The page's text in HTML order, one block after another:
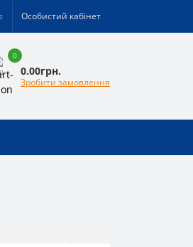
Особистий кабінет
0
0.00грн.
Зробити замовлення